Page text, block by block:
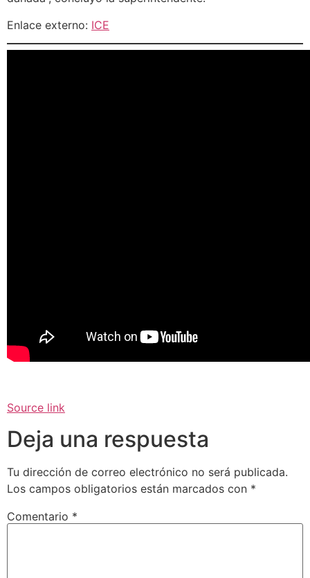
Enlace externo: ICE
Source link
Deja una respuesta
Tu dirección de correo electrónico no será publicada.
Los campos obligatorios están marcados con *
Comentario *